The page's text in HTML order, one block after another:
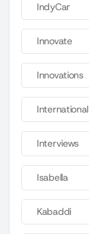
IndyCar
Innovate
Innovations
International
Interviews
Isabella
Kabaddi